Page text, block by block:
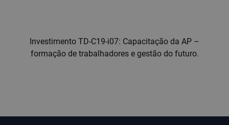
Investimento TD-C19-i07: Capacitação da AP –
formação de trabalhadores e gestão do futuro.